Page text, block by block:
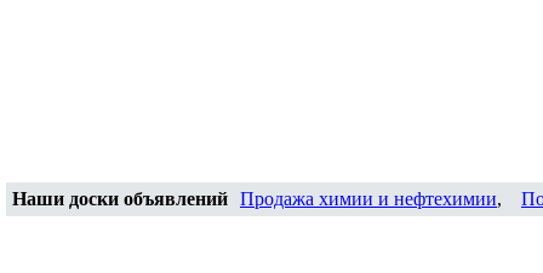
Наши доски объявлений Продажа химии и нефтехимии,